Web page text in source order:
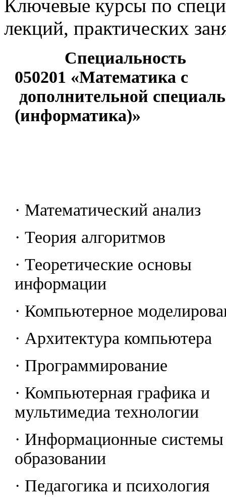
Ключевые курсы по
лекций, практических
Специальность
050201 «Математика с
дополнительной
(информатика)»
· Математический анализ
· Теория алгоритмов
· Теоретические основы
информации
· Компьютерное
· Архитектура компьютера
· Программирование
· Компьютерная графика и
мультимедиа технологии
· Информационные
образовании
· Педагогика и психология